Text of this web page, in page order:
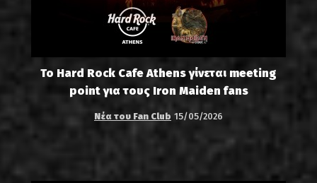
Το Hard Rock Cafe Athens γίνεται meeting
point για τους Iron Maiden fans
Νέα του Fan Club 15/05/2026